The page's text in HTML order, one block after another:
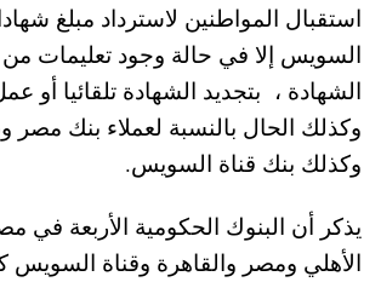
استقبال المواطنين لاسترداد مبلغ
السويس إلا في حالة وجود تعليمات
الشهادة ، بتجديد الشهادة تلقائيا أو
وكذلك الحال بالنسبة لعملاء بنك مصر
وكذلك بنك قناة السويس.
يذكر أن البنوك الحكومية الأربعة في
الأهلي ومصر والقاهرة وقناة السويس